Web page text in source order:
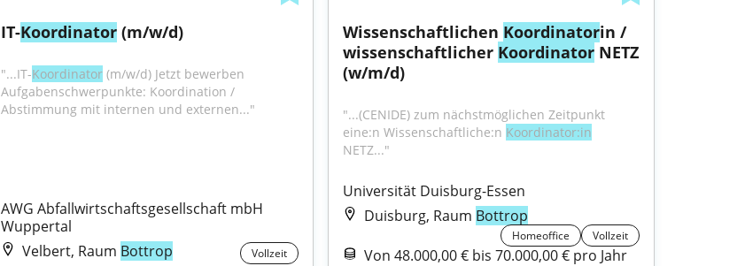
IT-Koordinator (m/w/d)
"...IT-Koordinator (m/w/d) Jetzt bewerben
Aufgabenschwerpunkte: Koordination /
Abstimmung mit internen und externen..."
AWG Abfallwirtschaftsgesellschaft mbH
Wuppertal
Velbert, Raum Bottrop Vollzeit
Wissenschaftlichen Koordinatorin /
wissenschaftlicher Koordinator NETZ
(w/m/d)
"...(CENIDE) zum nächstmöglichen Zeitpunkt
eine:n Wissenschaftliche:n Koordinator:in
NETZ..."
Universität Duisburg-Essen
Duisburg, Raum Bottrop
Homeoffice Vollzeit
Von 48.000,00 € bis 70.000,00 € pro Jahr